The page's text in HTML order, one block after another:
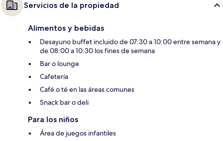
Servicios de la propiedad
Alimentos y bebidas
Desayuno buffet incluido de 07:30 a 10:00 entre semana y
de 08:00 a 10:30 los fines de semana
Bar o lounge
Cafetería
Café o té en las áreas comunes
Snack bar o deli
Para los niños
Área de juegos infantiles